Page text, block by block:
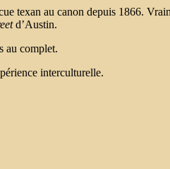
texan au canon depuis 1866.
d’Austin.
au complet.
interculturelle.